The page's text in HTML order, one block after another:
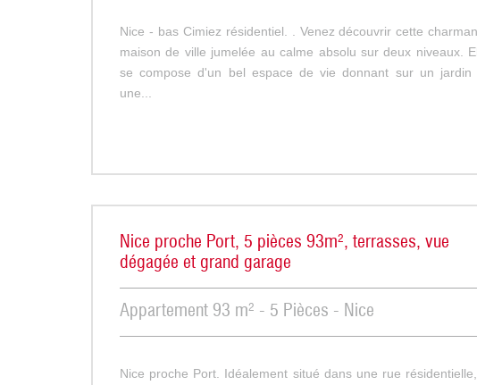
Nice - bas Cimiez résidentiel. . Venez découvrir cette
maison de ville jumelée au calme absolu sur deux niveaux.
se compose d'un bel espace de vie donnant sur un jardin
une...
Nice proche Port, 5 pièces 93m², terrasses, vue
dégagée et grand garage
Appartement 93 m² - 5 Pièces - Nice
Nice proche Port. Idéalement situé dans une rue